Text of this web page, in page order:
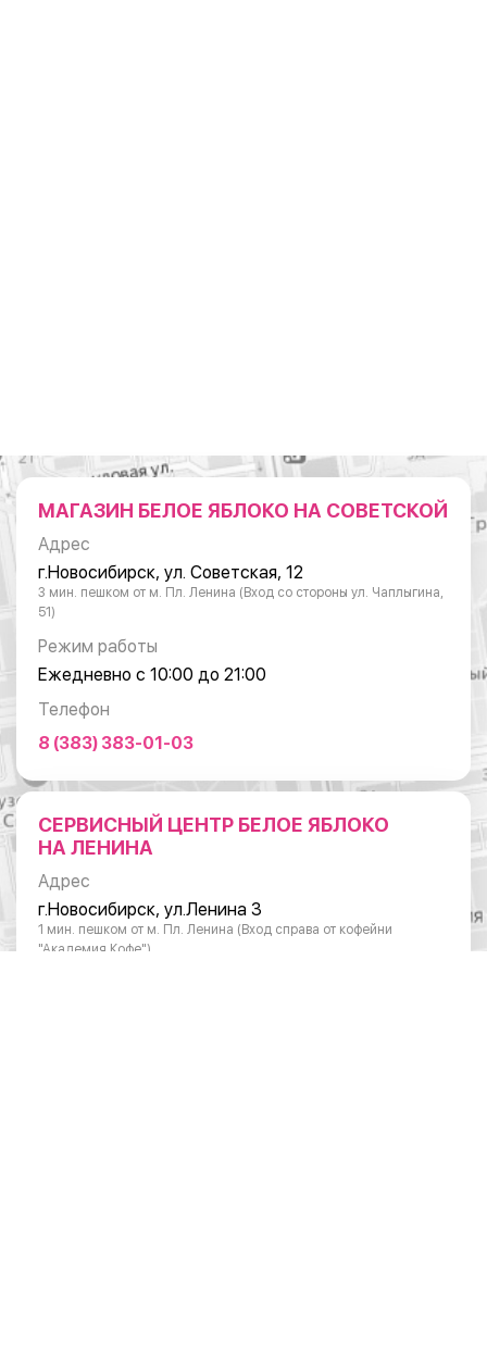
МАГАЗИН БЕЛОЕ ЯБЛОКО НА СОВЕТСКОЙ
Адрес
г.Новосибирск, ул. Советская, 12
3 мин. пешком от м. Пл. Ленина (Вход со стороны ул. Чаплыгина,
51)
Режим работы
Ежедневно с 10:00 до 21:00
Телефон
8 (383) 383-01-03
СЕРВИСНЫЙ ЦЕНТР БЕЛОЕ ЯБЛОКО
НА ЛЕНИНА
Адрес
г.Новосибирск, ул.Ленина 3
1 мин. пешком от м. Пл. Ленина (Вход справа от кофейни
"Академия Кофе")